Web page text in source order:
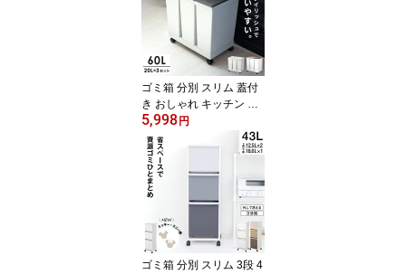
洗機対応 ウォーターピッ
チャー お茶入れ コンパ
クト 広口 水出し 新生活
【 アスベル 棚に収まる
冷水筒 SP121 】
ゴミ箱 分別 スリム 蓋付
き おしゃれ キッチン ラ
ンキング受賞 ふた付き 3
分別 大容量 ワゴン キャ
スター ダストボックス
リビング プッシュ ごみ
箱 新生活 ボタン ワンタ
ッチ 資源ゴミ プラゴミ
ペットボトル キャスター
付き 【 アスベル ASVEL
横型 3分別 ワゴン 60L 】
5,998 円
ゴミ箱 分別 スリム 3段 4